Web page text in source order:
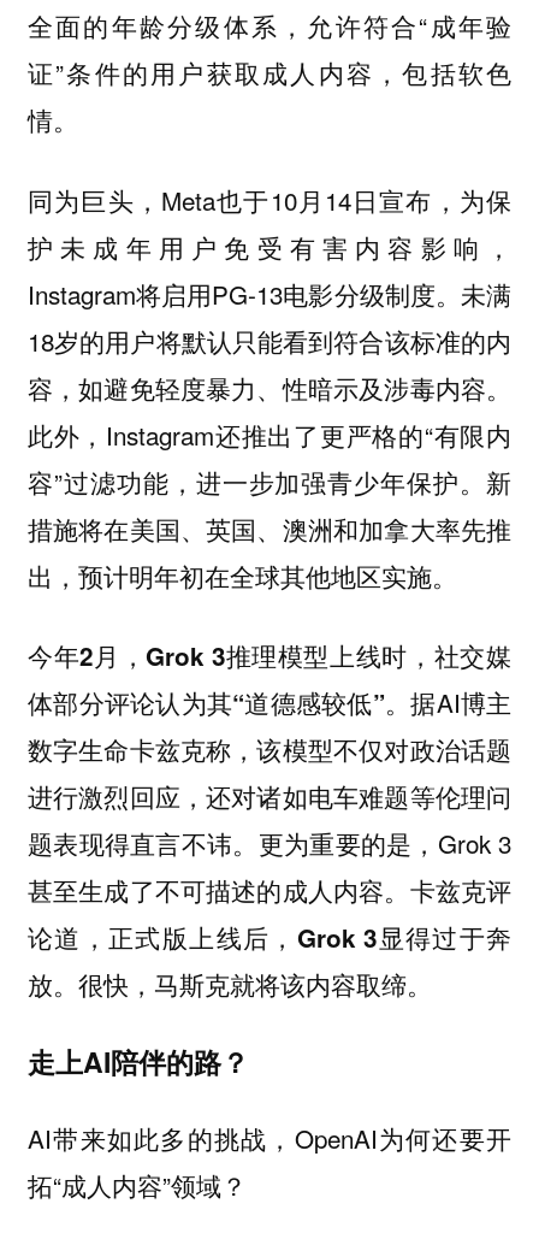
全面的年龄分级体系，允许符合“成年验
证”条件的用户获取成人内容，包括软色
情。
同为巨头，Meta也于10月14日宣布，为保
护未成年用户免受有害内容影响，
Instagram将启用PG-13电影分级制度。未满
18岁的用户将默认只能看到符合该标准的内
容，如避免轻度暴力、性暗示及涉毒内容。
此外，Instagram还推出了更严格的“有限内
容”过滤功能，进一步加强青少年保护。新
措施将在美国、英国、澳洲和加拿大率先推
出，预计明年初在全球其他地区实施。
今年2月，Grok 3推理模型上线时，社交媒
体部分评论认为其“道德感较低”。据AI博主
数字生命卡兹克称，该模型不仅对政治话题
进行激烈回应，还对诸如电车难题等伦理问
题表现得直言不讳。更为重要的是，Grok 3
甚至生成了不可描述的成人内容。卡兹克评
论道， 正式版上线后，Grok 3显得过于奔
放。很快，马斯克就将该内容取缔。
走上AI陪伴的路？
AI带来如此多的挑战，OpenAI为何还要开
拓“成人内容”领域？